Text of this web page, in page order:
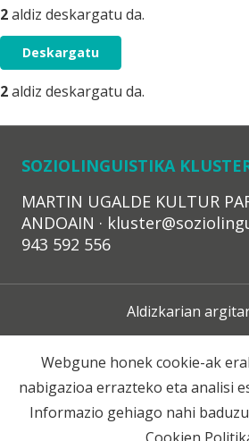
2aldiz deskargatu da.
Deskargatu
2aldiz deskargatu da.
SOZIOLINGUISTIKA
MARTIN UGALDE KULTUR
ANDOAIN ·
943 592 556
Aldizkarian
Lege Oharra
Harpidetza
Webgune honek cookie-ak
nabigazioa errazteko eta analisi
Informazio gehiago nahi